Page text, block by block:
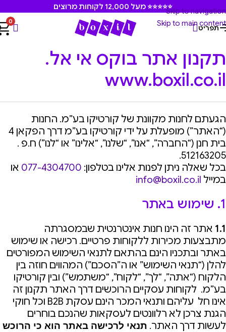
Skip to navigation
Skip to main content
⭐⭐⭐⭐⭐ מעל 12,000 לקוחות מרוצים
תפריט
0
תקנון אתר בוקס אי אל.
www.boxil.co.il
הגעתם לחנות מקוונת של קורטיקו בע”מ. החנות
(“האתר”) מופעלת על ידי קורטיקו בע”מ דרך הפקאן 4
בית חנן (“החברה”, “אנו”, “שלנו”, “אלינו” או “לנו”) ח.פ .
512163205.
בכל שאלה ניתן לפנות אלינו בטלפון: 077-4304700 או
במייל info@boxil.co.il
1. שימוש באתר
1.1 אתר זה הינו חנות אינטרנטית שבמסגרתה
מתבצעות מכירות ללקוחות פרטיים. רכישה או שימוש
באתר ובתכניו הינם בהתאם לתנאי השימוש המפורטים
להלן (“תנאי השימוש” או ה”הסכם”) המהווים חוזה בין
הלקוח (“אתה”, “לך”, “לקוח”, “משתמש”) ובין קורטיקו
בע”מ. לקוחות עסקיים הרוכשים דרך האתר תקנון זה
אינו חל עליהם ותנאי המכר הינם עסקת B2B וכל חוקי
הגנת צרכן לא רלוונטים לעסקאות שהנכם בוחרים
לעשות דרך האתר. תנאי לרכישה באתר הוא כי הרוכש